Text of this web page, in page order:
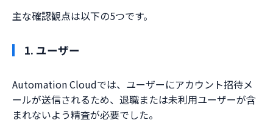
主な確認観点は以下の5つです。
1. ユーザー
Automation Cloudでは、ユーザーにアカウント招待メ
ールが送信されるため、退職または未利用ユーザーが含
まれないよう精査が必要でした。